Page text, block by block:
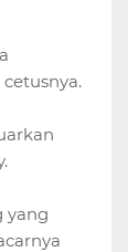
yang